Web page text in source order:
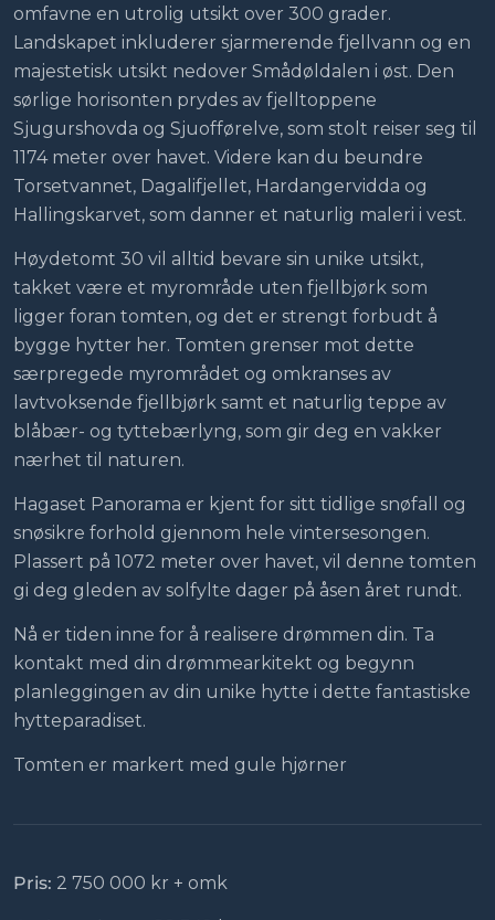
omfavne en utrolig utsikt over 300 grader.
Landskapet inkluderer sjarmerende fjellvann og en
majestetisk utsikt nedover Smådøldalen i øst. Den
sørlige horisonten prydes av fjelltoppene
Sjugurshovda og Sjuofførelve, som stolt reiser seg til
1174 meter over havet. Videre kan du beundre
Torsetvannet, Dagalifjellet, Hardangervidda og
Hallingskarvet, som danner et naturlig maleri i vest.
Høydetomt 30 vil alltid bevare sin unike utsikt,
takket være et myrområde uten fjellbjørk som
ligger foran tomten, og det er strengt forbudt å
bygge hytter her. Tomten grenser mot dette
særpregede myrområdet og omkranses av
lavtvoksende fjellbjørk samt et naturlig teppe av
blåbær- og tyttebærlyng, som gir deg en vakker
nærhet til naturen.
Hagaset Panorama er kjent for sitt tidlige snøfall og
snøsikre forhold gjennom hele vintersesongen.
Plassert på 1072 meter over havet, vil denne tomten
gi deg gleden av solfylte dager på åsen året rundt.
Nå er tiden inne for å realisere drømmen din. Ta
kontakt med din drømmearkitekt og begynn
planleggingen av din unike hytte i dette fantastiske
hytteparadiset.
Tomten er markert med gule hjørner
Pris: 2 750 000 kr + omk